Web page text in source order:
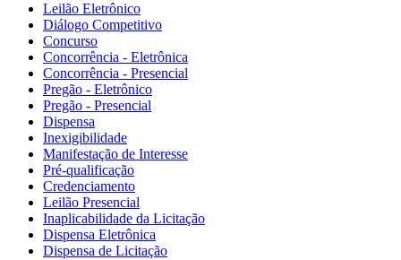
Leilão Eletrônico
Diálogo Competitivo
Concurso
Concorrência - Eletrônica
Concorrência - Presencial
Pregão - Eletrônico
Pregão - Presencial
Dispensa
Inexigibilidade
Manifestação de Interesse
Pré-qualificação
Credenciamento
Leilão Presencial
Inaplicabilidade da Licitação
Dispensa Eletrônica
Dispensa de Licitação